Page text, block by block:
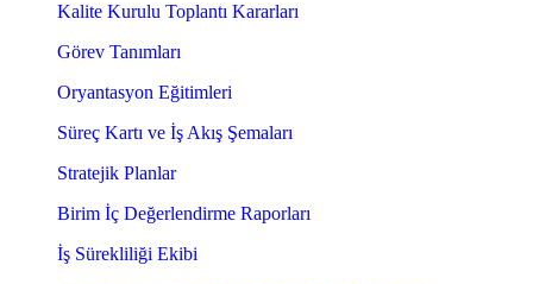
Kalite Kurulu Toplantı Kararları
Görev Tanımları
Oryantasyon Eğitimleri
Süreç Kartı ve İş Akış Şemaları
Stratejik Planlar
Birim İç Değerlendirme Raporları
İş Sürekliliği Ekibi